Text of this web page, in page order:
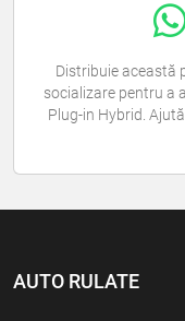
Distribuie această
socializare pentru a
Plug-in Hybrid.
AUTO RULATE